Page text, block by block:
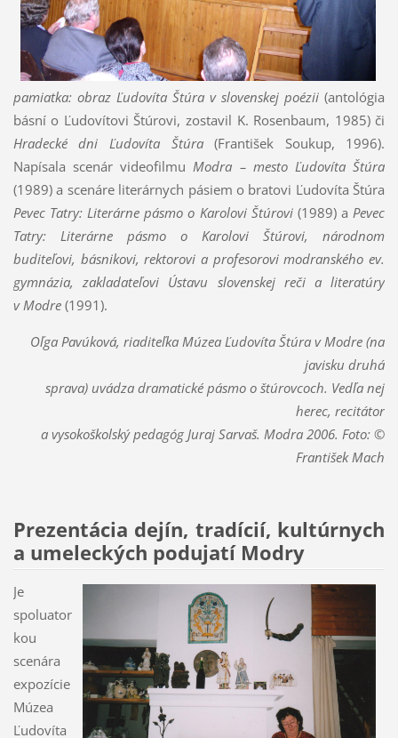
pamiatka: obraz Ľudovíta Štúra v slovenskej poézii (antológia
básní o Ľudovítovi Štúrovi, zostavil K. Rosenbaum, 1985) či
Hradecké dni Ľudovíta Štúra(František Soukup, 1996).
Napísala scenár videofilmuModra – mesto Ľudovíta Štúra
(1989) a scenáre literárnych pásiem o bratovi Ľudovíta Štúra
Pevec Tatry: Literárne pásmo o Karolovi Štúrovi(1989) aPevec
Tatry: Literárne pásmo o Karolovi Štúrovi, národnom
buditeľovi, básnikovi, rektorovi a profesorovi modranského ev.
gymnázia, zakladateľovi Ústavu slovenskej reči a literatúry
v Modre (1991).
Oľga Pavúková, riaditeľka Múzea Ľudovíta Štúrav Modre (na
javisku druhá
sprava) uvádza dramatické pásmo o štúrovcoch. Vedľa nej
herec, recitátor
a vysokoškolský pedagóg Juraj Sarvaš. Modra 2006. Foto: ©
František Mach
Prezentácia dejín, tradícií, kultúrnych
a umeleckých podujatí Modry
Je
spoluator
kou
scenára
expozície
Múzea
Ľudovíta